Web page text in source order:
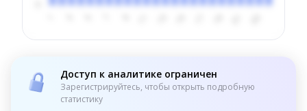
Доступ к аналитике ограничен
Зарегистрируйтесь, чтобы открыть подробную
статистику